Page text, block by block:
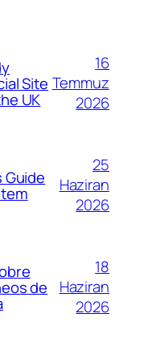
Site
UK
16
Temmuz
2026
Guide
25
Haziran
2026
de
18
Haziran
2026